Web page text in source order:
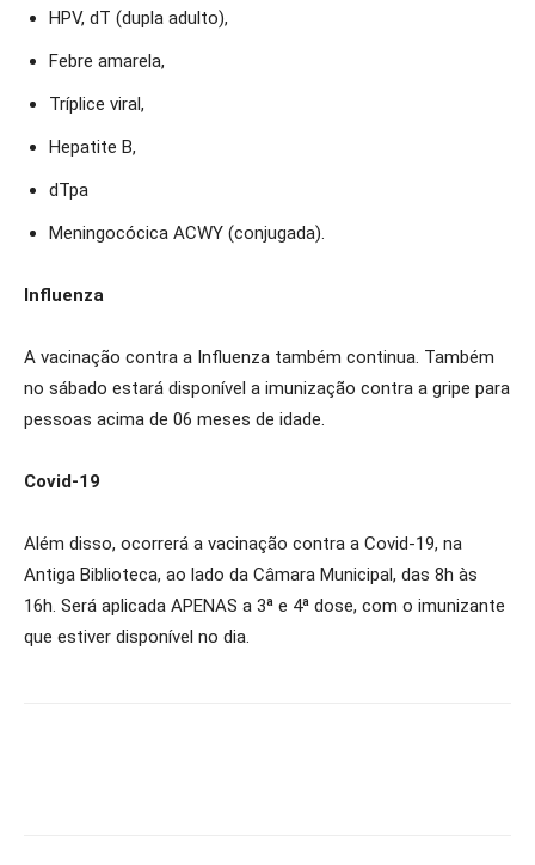
HPV, dT (dupla adulto),
Febre amarela,
Tríplice viral,
Hepatite B,
dTpa
Meningocócica ACWY (conjugada).
Influenza
A vacinação contra a Influenza também continua. Também
no sábado estará disponível a imunização contra a gripe para
pessoas acima de 06 meses de idade.
Covid-19
Além disso, ocorrerá a vacinação contra a Covid-19, na
Antiga Biblioteca, ao lado da Câmara Municipal, das 8h às
16h. Será aplicada APENAS a 3ª e 4ª dose, com o imunizante
que estiver disponível no dia.